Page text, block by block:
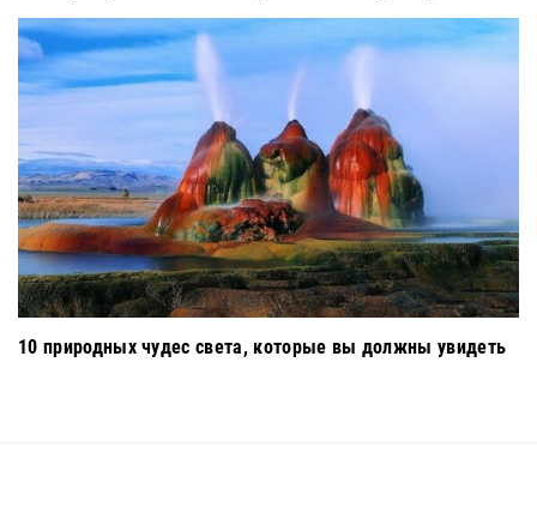
10 природных чудес света, которые вы должны увидеть